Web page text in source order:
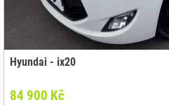
Hyundai - ix20
84 900 Kč